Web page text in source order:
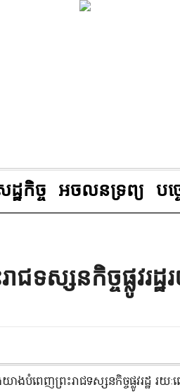
ដ្ឋកិច្ច អចលនទ្រព្យ បច្
ជទស្សនកិច្ចផ្លូវរដ្
បំពេញព្រះរាជទស្សនកិច្ចផ្លូវរដ្ឋ រយៈ